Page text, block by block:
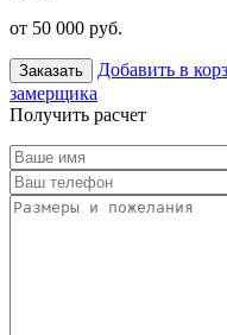
от 50 000 руб.
Заказать Добавить в
замерщика
Получить расчет